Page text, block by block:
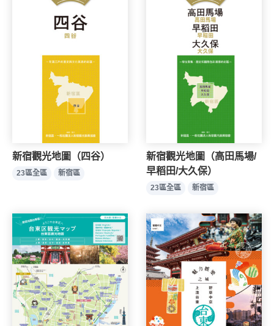
新宿觀光地圖（四谷）
23區全區 新宿區
新宿觀光地圖（高田馬場/
早稻田/大久保）
23區全區 新宿區